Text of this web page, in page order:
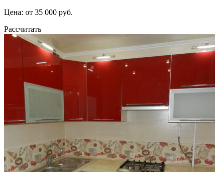
Цена: от 35 000 руб.
Рассчитать